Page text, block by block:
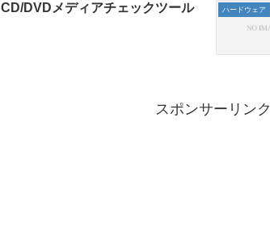
CD/DVDメディアチェックツール ハードウェア
スポンサーリンク